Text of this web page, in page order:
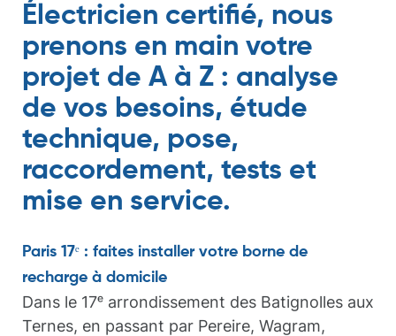
Électricien certifié, nous
prenons en main votre
projet de A à Z : analyse
de vos besoins, étude
technique, pose,
raccordement, tests et
mise en service.
Paris 17ᵉ : faites installer votre borne de
recharge à domicile
Dans le 17ᵉ arrondissement des Batignolles aux
Ternes, en passant par Pereire, Wagram,